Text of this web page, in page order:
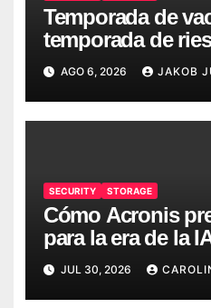
Temporada de
temporada de
ofrece seis
para la seguridad
verano
AGO 6, 2026 JAKOB
SECURITY STORAGE
Cómo Acronis
para la era de la
JUL 30, 2026